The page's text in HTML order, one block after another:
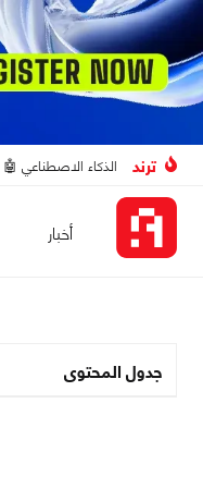
ترند الذكاء الاصطناعي 🤖
أخبار
جدول المحتوى